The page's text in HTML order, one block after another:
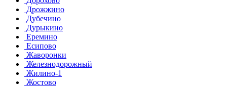
Дрожжино
Дубечино
Дурыкино
Еремино
Есипово
Жаворонки
Железнодорожный
Жилино-1
Жостово